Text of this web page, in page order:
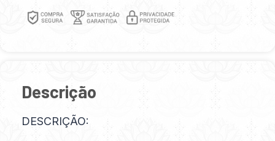
Descrição
DESCRIÇÃO: